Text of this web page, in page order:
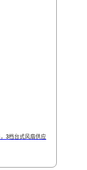
3档台式风扇供应